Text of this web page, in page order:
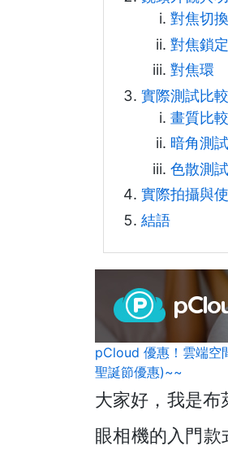
對焦切
對焦鎖
對焦環
實際測試比較
畫質比
暗角測試
色散測試
實際拍攝與
結語
pCloud 優惠！雲端空
聖誕節優惠)~~
大家好，我是布
眼相機的入門